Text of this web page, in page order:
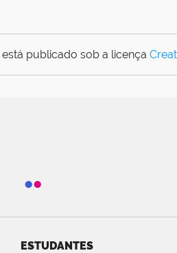
publicado sob a licença
ESTUDANTES